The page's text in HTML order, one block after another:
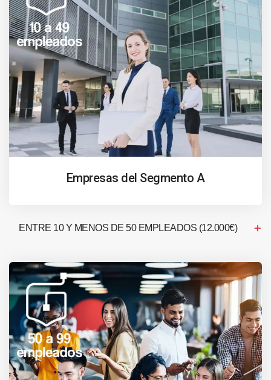
Empresas del Segmento A
ENTRE 10 Y MENOS DE 50 EMPLEADOS (12.000€)